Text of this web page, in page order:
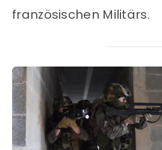
französischen Militärs.